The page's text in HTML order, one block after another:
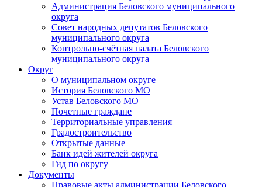
Администрация Беловского муниципального
округа
Совет народных депутатов Беловского
муниципального округа
Контрольно-счётная палата Беловского
муниципального округа
Округ
О муниципальном округе
История Беловского МО
Устав Беловского МО
Почетные граждане
Территориальные управления
Градостроительство
Открытые данные
Банк идей жителей округа
Гид по округу
Документы
Правовые акты администрации Беловского